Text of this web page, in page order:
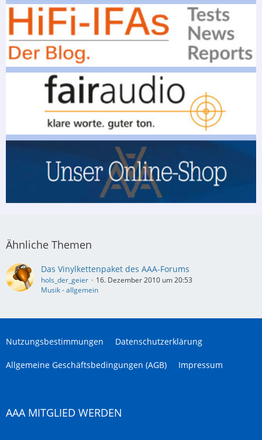
Ähnliche Themen
Das Vinylkettenpaket des AAA-Forums
hols_der_geier
16. Dezember 2010 um 20:53
Musik - allgemein
Nutzungsbestimmungen Datenschutzerklärung
Allgemeine Geschäftsbedingungen (AGB) Impressum
AAA MITGLIED WERDEN